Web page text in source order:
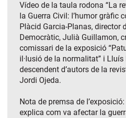
Vídeo de la taula rodona “La
la Guerra Civil: l’humor gràfic
Plàcid Garcia-Planas, director
Democràtic, Julià Guillamon,
comissari de la exposició
il·lusió de la normalitat” i Lluís
descendent d’autors de la
Jordi Ojeda.
Nota de premsa de
explica com va afectar la